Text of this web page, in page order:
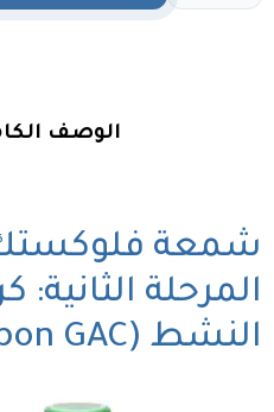
الوصف
المرحلة الثانية:
النشط (Coconut Carbon GAC)